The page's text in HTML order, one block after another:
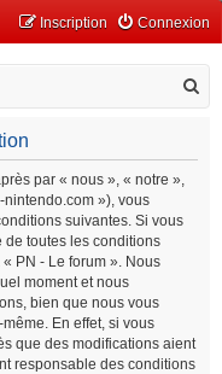
Connexion
Inscription
par « nous », « notre »,
nintendo.com »), vous
suivantes. Si vous
de toutes les conditions
PN - Le forum ». Nous
moment et nous
bien que nous vous
En effet, si vous
que des modifications aient
responsable des conditions